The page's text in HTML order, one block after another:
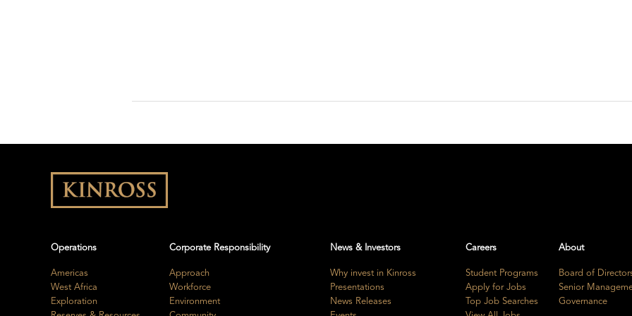
Operations
Americas
West Africa
Exploration
Corporate Responsibility
Approach
Workforce
Environment
News & Investors
Why invest in Kinross
Presentations
News Releases
Careers
Student Programs
Apply for Jobs
Top Job Searches
About
Board of
Senior
Governance